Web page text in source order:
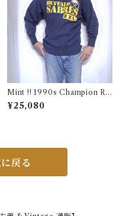
Mint !! 1990s Champion Re
verse Weave NHL SABRES
Size L / チャンピオン リバー
¥25,080
戻る